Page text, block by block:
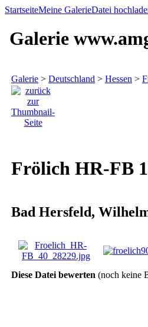
StartseiteMeine GalerieDatei
Galerie
Galerie > Deutschland > Hessen >
Frölich HR-FB
Bad Hersfeld,
Diese Datei bewerten (noch keine